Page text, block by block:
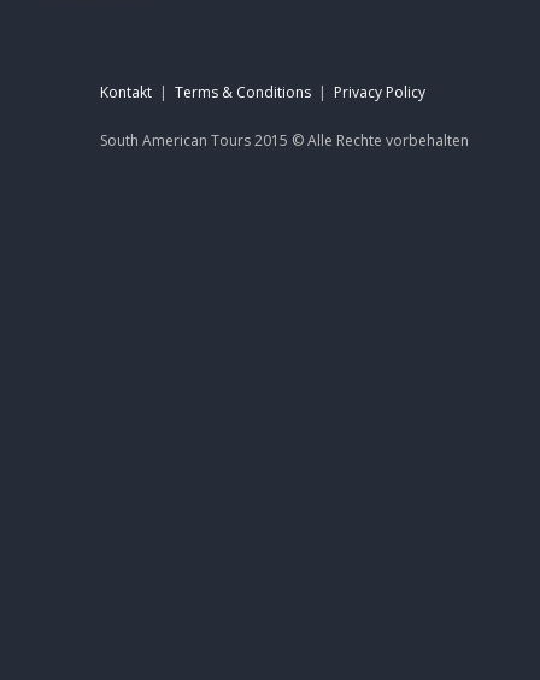
Kontakt | Terms & Conditions | Privacy Policy
South American Tours 2015 ©Alle Rechte vorbehalten